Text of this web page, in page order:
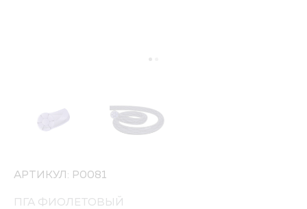
АРТИКУЛ: P0081
ПГА ФИОЛЕТОВЫЙ